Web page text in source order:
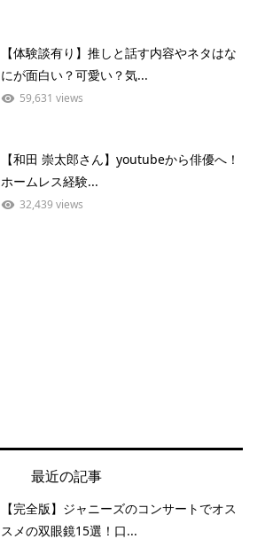
【体験談有り】推しと話す内容やネタはな
にが面白い？可愛い？気...
59,631 views
【和田 崇太郎さん】youtubeから俳優へ！
ホームレス経験...
32,439 views
最近の記事
【完全版】ジャニーズのコンサートでオス
スメの双眼鏡15選！口...